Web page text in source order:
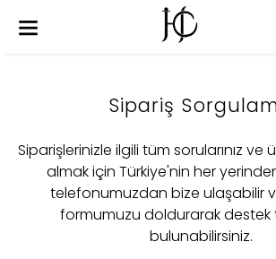
Sipariş
Siparişlerinizle ilgili tüm sorularınız ve
almak için Türkiye'nin her
telefonumuzdan bize ulaşabilir
formumuzu doldurarak
bulunabilirsiniz.